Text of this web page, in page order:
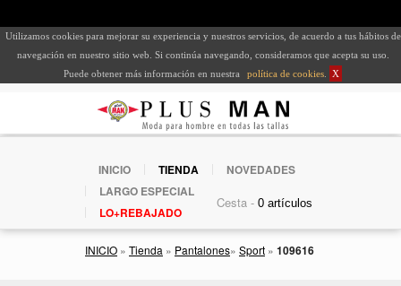
Utilizamos cookies para mejorar su experiencia y nuestros servicios, de acuerdo a tus hábitos de
navegación en nuestro sitio web. Si continúa navegando, consideramos que acepta su uso.
Puede obtener más información en nuestra
política de cookies X
INICIO TIENDA
NOVEDADES
LARGO ESPECIAL
LO+REBAJADO
Cesta -
INICIO » Tienda » Pantalones» Sport » 109616